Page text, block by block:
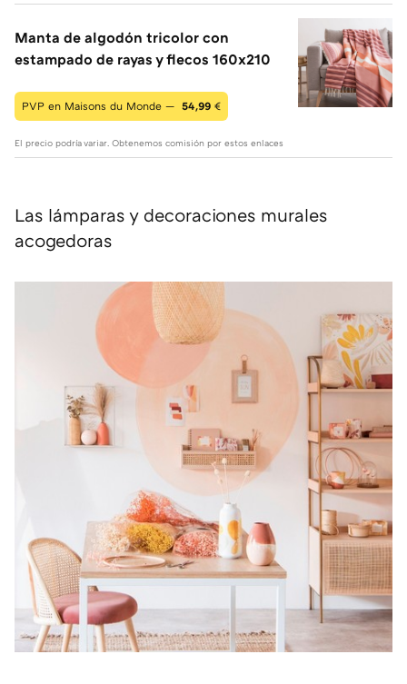
Manta de algodón tricolor con
estampado de rayas y flecos 160x210
PVP en Maisons du Monde — 54,99 €
El precio podría variar. Obtenemos comisión por estos enlaces
Las lámparas y decoraciones murales
acogedoras